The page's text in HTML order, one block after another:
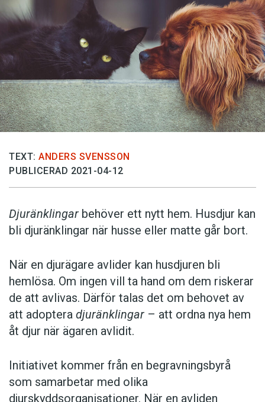
TEXT: ANDERS SVENSSON
PUBLICERAD 2021-04-12
Djuränklingar behöver ett nytt hem. Husdjur kan
bli djuränklingar när husse eller matte går bort.
När en djurägare avlider kan husdjuren bli
hemlösa. Om ingen vill ta hand om dem riskerar
de att avlivas. Därför talas det om behovet av
att adoptera djuränklingar – att ordna nya hem
åt djur när ägaren avlidit.
Initiativet kommer från en begravningsbyrå
som samarbetar med olika
djurskyddsorganisationer. När en avliden